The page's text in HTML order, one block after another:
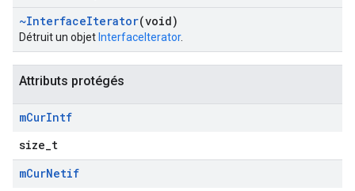
~InterfaceIterator(void)
Détruit un objet InterfaceIterator.
Attributs protégés
mCurIntf
size_t
mCurNetif